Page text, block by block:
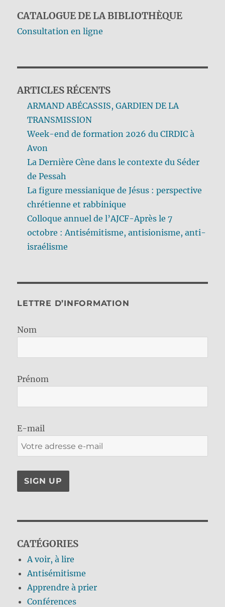
CATALOGUE DE LA BIBLIOTHÈQUE
Consultation en ligne
ARTICLES RÉCENTS
ARMAND ABÉCASSIS, GARDIEN DE LA
TRANSMISSION
Week-end de formation 2026 du CIRDIC à
Avon
La Dernière Cène dans le contexte du Séder
de Pessah
La figure messianique de Jésus : perspective
chrétienne et rabbinique
Colloque annuel de l’AJCF-Après le 7
octobre : Antisémitisme, antisionisme, anti-
israélisme
LETTRE D’INFORMATION
Nom
Prénom
E-mail
CATÉGORIES
A voir, à lire
Antisémitisme
Apprendre à prier
Conférences